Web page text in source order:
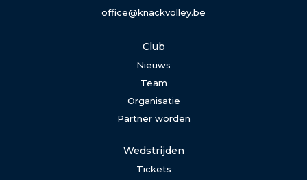
office@knackvolley.be
Club
Nieuws
Team
Organisatie
Partner worden
Wedstrijden
Tickets